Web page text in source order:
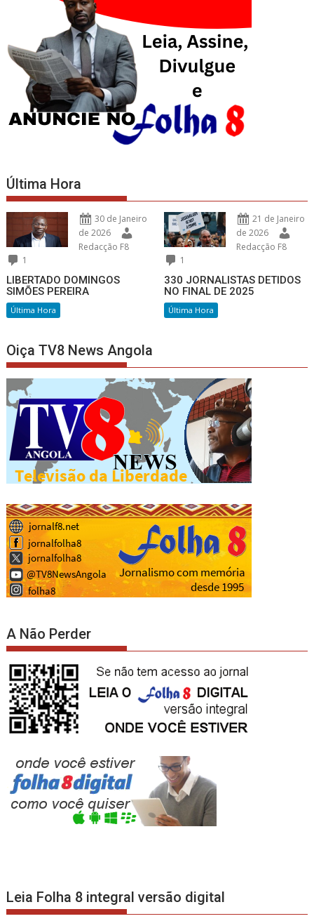
Última Hora
30 de Janeiro
de 2026
Redacção F8
1
LIBERTADO DOMINGOS
SIMÕES PEREIRA
Última Hora
21 de Janeiro
de 2026
Redacção F8
1
330 JORNALISTAS DETIDOS
NO FINAL DE 2025
Última Hora
Oiça TV8 News Angola
A Não Perder
Leia Folha 8 integral versão digital